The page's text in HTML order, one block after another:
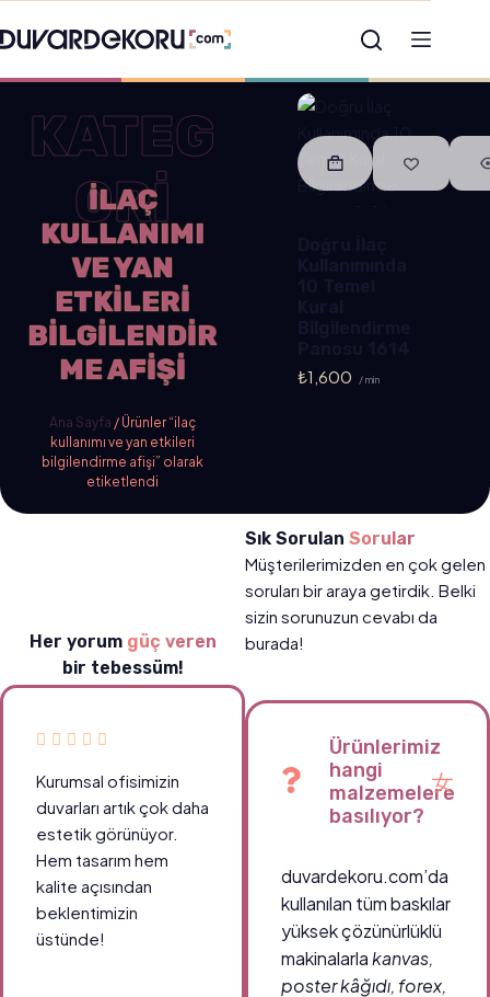
KATEG
ORİ
ILAÇ
KULLANIMI
VE YAN
ETKILERI
BILGILENDIR
ME AFIŞI
Ana Sayfa / Ürünler “ilaç
kullanımı ve yan etkileri
bilgilendirme afişi” olarak
etiketlendi
₺1,600 / min
Her yorum güç veren
bir tebessüm!
Kurumsal ofisimizin
duvarları artık çok daha
estetik görünüyor.
Hem tasarım hem
kalite açısından
beklentimizin
üstünde!
Sık Sorulan Sorular
Müşterilerimizden en çok gelen
soruları bir araya getirdik. Belki
sizin sorunuzun cevabı da
burada!
Ürünlerimiz
hangi
malzemelere
basılıyor?
duvardekoru.com’da
kullanılan tüm baskılar
yüksek çözünürlüklü
makinalarlakanvas,
poster kâğıdı, forex,